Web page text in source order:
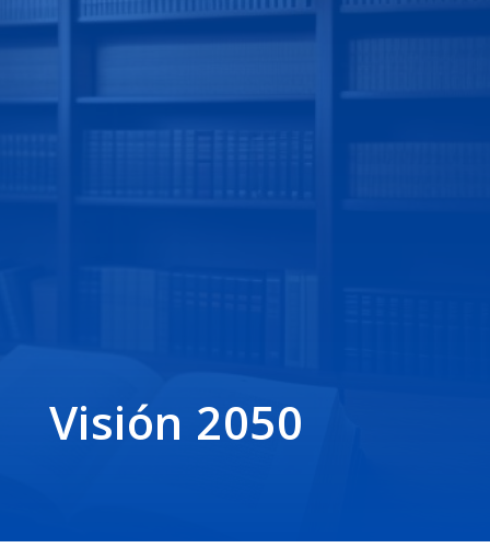
Visión 2050